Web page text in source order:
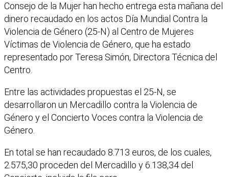
Consejo de la Mujer han hecho entrega esta mañana del
dinero recaudado en los actos Día Mundial Contra la
Violencia de Género (25-N) al Centro de Mujeres
Víctimas de Violencia de Género, que ha estado
representado por Teresa Simón, Directora Técnica del
Centro.
Entre las actividades propuestas el 25-N, se
desarrollaron un Mercadillo contra la Violencia de
Género y el Concierto Voces contra la Violencia de
Género.
En total se han recaudado 8.713 euros, de los cuales,
2.575,30 proceden del Mercadillo y 6.138,34 del